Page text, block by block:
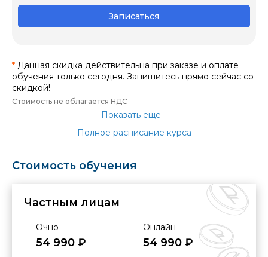
Записаться
* Данная скидка действительна при заказе и оплате
обучения только сегодня. Запишитесь прямо сейчас со
скидкой!
Стоимость не облагается НДС
Показать еще
Полное расписание курса
Стоимость обучения
Частным лицам
Очно
54 990 ₽
Онлайн
54 990 ₽